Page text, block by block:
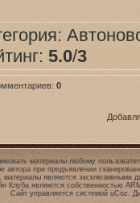
5.0/3
0
материалы любому
автора при предъявлении
являются эксклюзивными
Клуба являются собственностью
Сайт управляется системой uCoz.